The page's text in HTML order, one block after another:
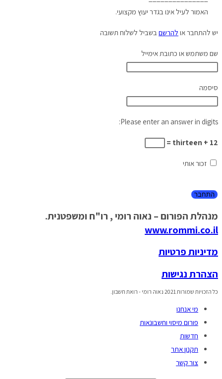
האמור לעיל אינו בגדר יעוץ מקצועי.
יש להתחבר או להרשם בשביל לשלוח תשובה
שם משתמש או כתובת אימייל
סיסמה
Please enter an answer in digits:
thirteen + 12 =
זכור אותי
מנהלת הפורום – נאוה רומי , רו"ח ומשפטנית.
www.rommi.co.il
מדיניות פרטיות
הצהרת נגישות
כל הזכויות שמורות 2021 נאוה רומי - רואת חשבון.
מי אנחנו
פורום מיסוי וחשבונאות
חדשות
תקנון אתר
צור קשר